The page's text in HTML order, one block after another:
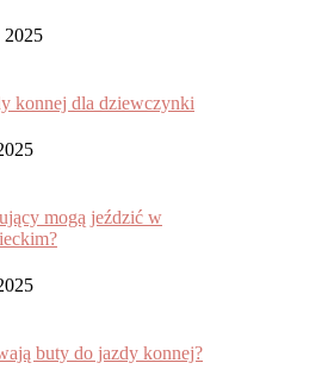
2025
konnej dla dziewczynki
mogą jeździć w
buty do jazdy konnej?